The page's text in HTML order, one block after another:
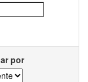
por